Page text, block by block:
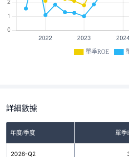
單季ROE
詳細數據
年度/季度 單季
2026-Q2